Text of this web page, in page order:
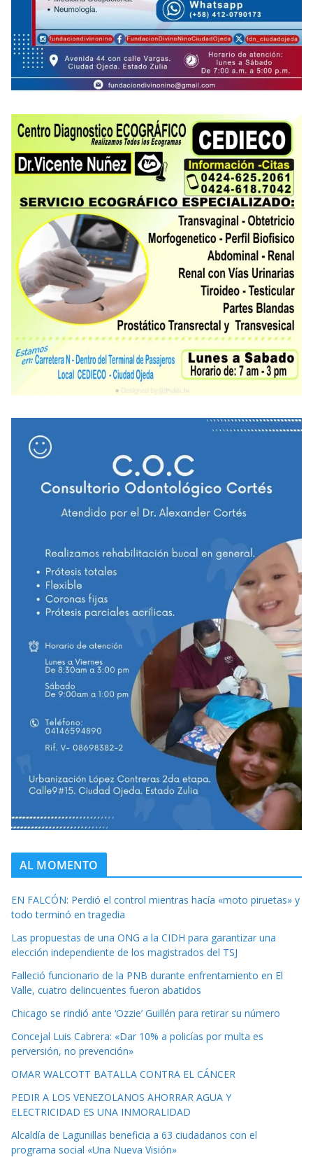
AL MOMENTO
EN FALCÓN: Perdió el control mientras hacía «moto piruetas» y
todo terminó en tragedia
Las propuestas de una ONG a la CIDH para garantizar una
elección independiente de los magistrados del TSJ
Falleció funcionario de la PNB durante enfrentamiento en El
Valle, cuatro delincuentes fueron abatidos
Chicago se rindió ante ‘Ozzie’ Guillén para retirar su número
Concejal Luis Cabrera: «Dar 10% a policías por multa es
perversión, no prevención»
OMAR WALCOTT BATALLA CONTRA EL CÁNCER
PEDIR A LOS VENEZOLANOS AHORRAR AGUA Y
ELECTRICIDAD ES UNA INMORALIDAD
Alcaldía de Lagunillas beneficia a 63 ciudadanos con el
programa social «Una Nueva Visión»